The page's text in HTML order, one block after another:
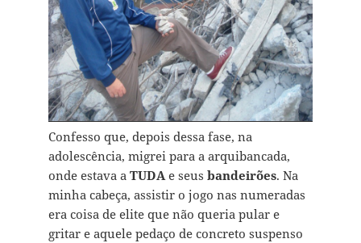
Confesso que, depois dessa fase, na
adolescência, migrei para a arquibancada,
onde estava a TUDAe seus bandeirões. Na
minha cabeça, assistir o jogo nas numeradas
era coisa de elite que não queria pular e
gritar e aquele pedaço de concreto suspenso